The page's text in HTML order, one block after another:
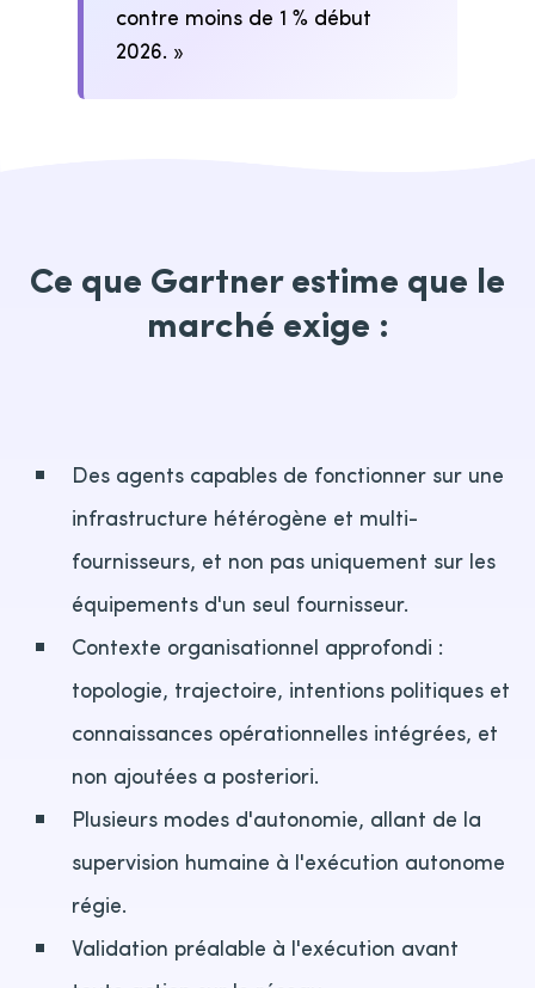
contre moins de 1 % début
2026. »
Ce que Gartner estime que le
marché exige :
Des agents capables de fonctionner sur une
infrastructure hétérogène et multi-
fournisseurs, et non pas uniquement sur les
équipements d'un seul fournisseur.
Contexte organisationnel approfondi :
topologie, trajectoire, intentions politiques et
connaissances opérationnelles intégrées, et
non ajoutées a posteriori.
Plusieurs modes d'autonomie, allant de la
supervision humaine à l'exécution autonome
régie.
Validation préalable à l'exécution avant